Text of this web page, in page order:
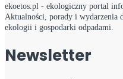
ekoetos.pl - ekologiczny portal
Aktualności, porady i wydarzenia
ekologii i gospodarki odpadami.
Newsletter